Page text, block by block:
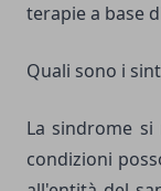
terapie a base
Quali sono i
La sindrome
condizioni